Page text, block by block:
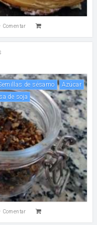
Comentar
Semillas de sésamo
Azúcar
de soja
Comentar